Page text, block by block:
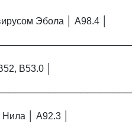
Эбола │ A98.4 │
B53.0 │
│ A92.3 │